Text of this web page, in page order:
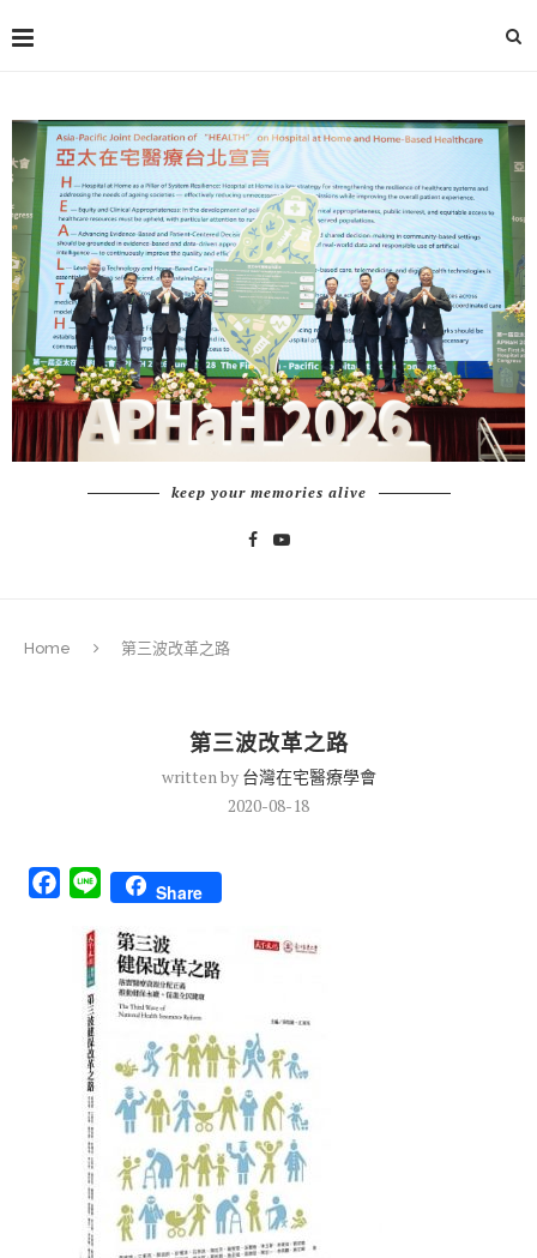
keep your memories alive
Home 第三波改革之路
第三波改革之路
written by 台灣在宅醫療學會
2020-08-18
Facebook
Line Share